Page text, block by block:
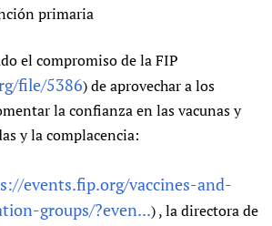
primaria
el compromiso de la FIP
file/5386) de aprovechar a los
la confianza en las vacunas y
y la complacencia:
events.fip.org/vaccines-and-
groups/?even...) , la directora de